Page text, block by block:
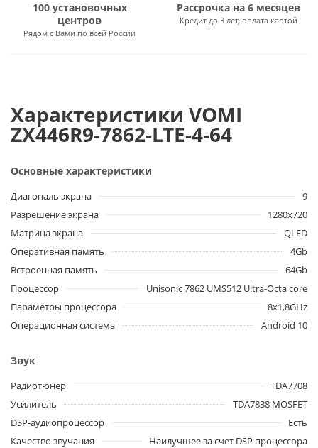
100 установочных
центров
Рядом с Вами по всей России
Рассрочка на 6 месяцев
Кредит до 3 лет, оплата картой
Характеристики VOMI
ZX446R9-7862-LTE-4-64
Основные характеристики
Диагональ экрана
9
Разрешение экрана
1280x720
Матрица экрана
QLED
Оперативная память
4Gb
Встроенная память
64Gb
Процессор
Unisonic 7862 UMS512 Ultra-Octa core
Параметры процессора
8x1,8GHz
Операционная система
Android 10
Звук
Радиотюнер
TDA7708
Усилитель
TDA7838 MOSFET
DSP-аудиопроцессор
Есть
Качество звучания
Наилучшее за счет DSP процессора